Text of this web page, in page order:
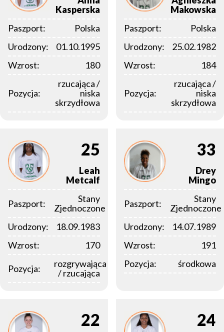
Kasperska
Paszport:
Polska
Urodzony:
01.10.1995
Wzrost:
180
Pozycja:
rzucająca /
niska
skrzydłowa
Makowska
Paszport:
Polska
Urodzony:
25.02.1982
Wzrost:
184
Pozycja:
rzucająca /
niska
skrzydłowa
25
Leah
Metcalf
Paszport:
Stany
Zjednoczone
Urodzony:
18.09.1983
Wzrost:
170
Pozycja:
rozgrywająca
/ rzucająca
33
Drey
Mingo
Paszport:
Stany
Zjednoczone
Urodzony:
14.07.1989
Wzrost:
191
Pozycja:
środkowa
22 24